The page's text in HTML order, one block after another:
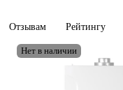
Отзывам Рейтингу
Нет в наличии